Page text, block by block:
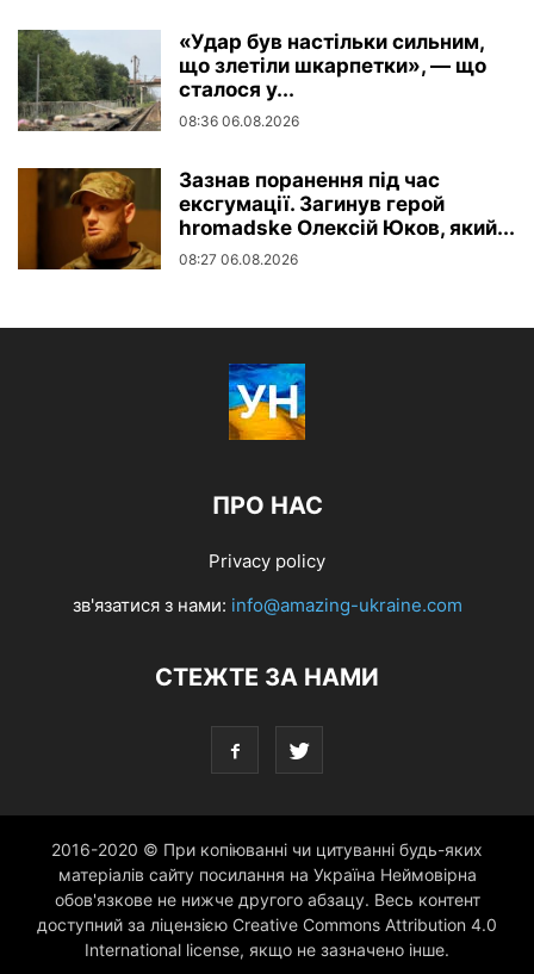
«Удар був настільки сильним,
що злетіли шкарпетки», — що
сталося у...
08:36 06.08.2026
Зазнав поранення під час
ексгумації. Загинув герой
hromadske Олексій Юков, який...
08:27 06.08.2026
ПРО НАС
Privacy policy
зв'язатися з нами: info@amazing-ukraine.com
СТЕЖТЕ ЗА НАМИ
2016-2020 © При копіюванні чи цитуванні будь-яких
матеріалів сайту посилання на Україна Неймовірна
обов'язкове не нижче другого абзацу. Весь контент
доступний за ліцензією Creative Commons Attribution 4.0
International license, якщо не зазначено інше.